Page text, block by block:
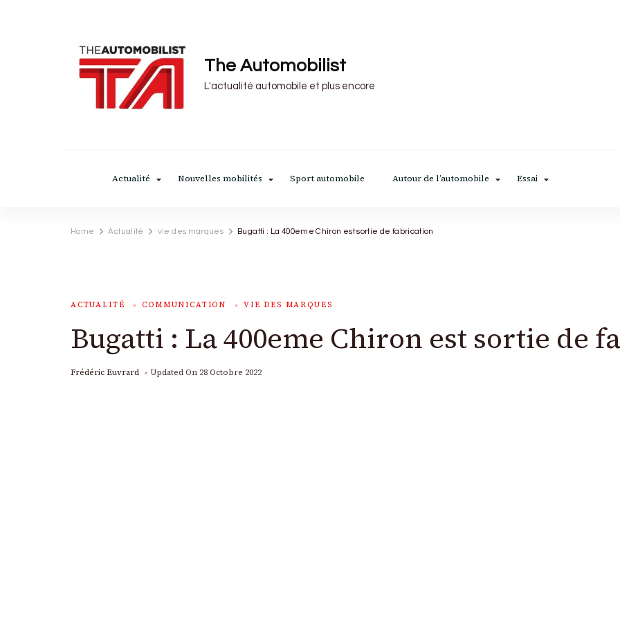
The Automobilist
L'actualité automobile et plus encore
Actualité Nouvelles mobilités Sport automobile Autour de l’automobile Essai
Home Actualité vie des marques Bugatti : La 400eme Chiron est sortie de fabrication
ACTUALITÉ COMMUNICATION VIE DES MARQUES
Bugatti : La 400eme Chiron est sortie de
Frédéric Euvrard Updated On 28 Octobre 2022